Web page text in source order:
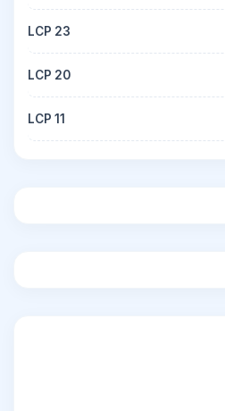
LCP 23
LCP 20
LCP 11